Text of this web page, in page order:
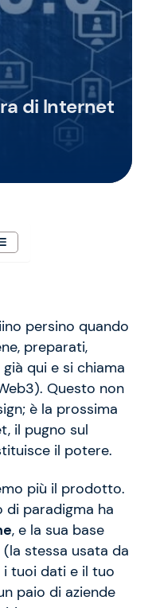
di Internet
persino quando
preparati,
qui e si chiama
Questo non
è la prossima
il pugno sul
il potere.
più il prodotto.
paradigma ha
, e la sua base
(la stessa usata da
i tuoi dati e il tuo
paio di aziende